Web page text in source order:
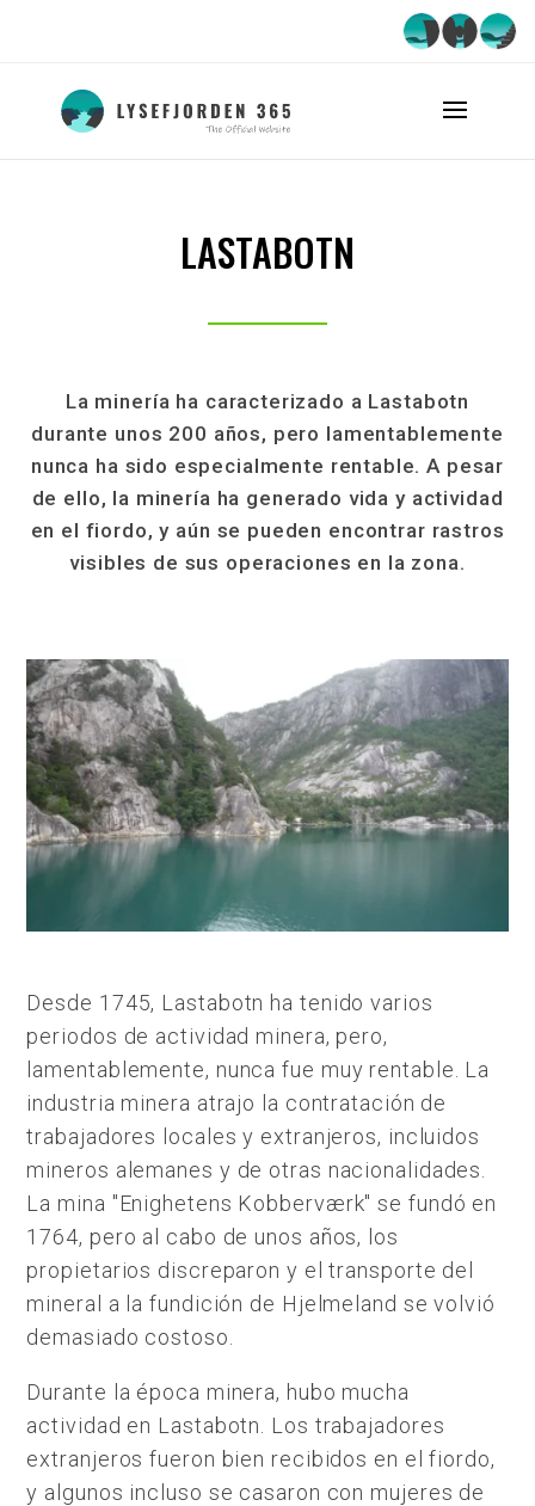
LASTABOTN
La minería ha caracterizado a Lastabotn
durante unos 200 años, pero lamentablemente
nunca ha sido especialmente rentable. A pesar
de ello, la minería ha generado vida y actividad
en el fiordo, y aún se pueden encontrar rastros
visibles de sus operaciones en la zona.
Desde 1745, Lastabotn ha tenido varios
periodos de actividad minera, pero,
lamentablemente, nunca fue muy rentable. La
industria minera atrajo la contratación de
trabajadores locales y extranjeros, incluidos
mineros alemanes y de otras nacionalidades.
La mina "Enighetens Kobberværk" se fundó en
1764, pero al cabo de unos años, los
propietarios discreparon y el transporte del
mineral a la fundición de Hjelmeland se volvió
demasiado costoso.
Durante la época minera, hubo mucha
actividad en Lastabotn. Los trabajadores
extranjeros fueron bien recibidos en el fiordo,
y algunos incluso se casaron con mujeres de